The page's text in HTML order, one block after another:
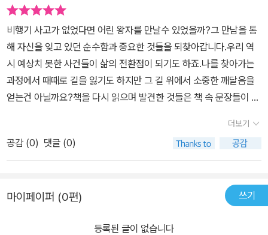
뜻이야.​🌷만약 아저씨가 어느 별에 사는 꽃 한 송이를 사랑한다면, 밤
하늘을 올려다보는 것만으로도 기분이 좋아질 거예요. 어느 별에나
꽃들은 피어 있어요.내 비밀을 말해 줄게. 아주 간단한 거야.오직 마음
으로 보아야 잘 볼 수 있다는 거야.가장 중요한 것은 눈에 보이지 않는
단다.
비행기 사고가 없었다면 어린 왕자를 만날수 있었을까?그 만남을 통
해 자신을 잊고 있던 순수함과 중요한 것들을 되찾아갑니다.우리 역
시 예상치 못한 사건들이 삶의 전환점이 되기도 하죠.나를 찾아가는
과정에서 때때로 길을 잃기도 하지만 그 길 위에서 소중한 깨달음을
얻는건 아닐까요?책을 다시 읽으며 발견한 것들은 책 속 문장들이 다
게 이 책을 바치고 싶다는 작가의 말이 공감이 가더라고요.꿈을 꾸는
어린아이들에게 선물용어른이 된 우리 어른들에게 소장용으로모두의
이야기 어린왕자 추천드립니다
더보기
공감 (0) 댓글 (0)
마이페이퍼 (0편) 쓰기
등록된 글이 없습니다